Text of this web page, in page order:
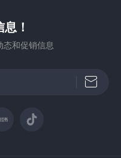
！
态和促销信息